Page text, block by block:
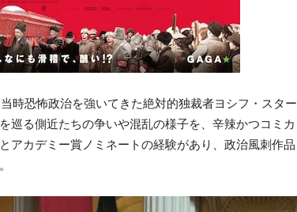
当時恐怖政治を強いてきた絶対的独裁者ヨシフ・ スター
巡る側近たちの争いや混乱の様子を、辛辣かつコミカ
アカデミー賞ノミネートの経験があり、 政治風刺作品